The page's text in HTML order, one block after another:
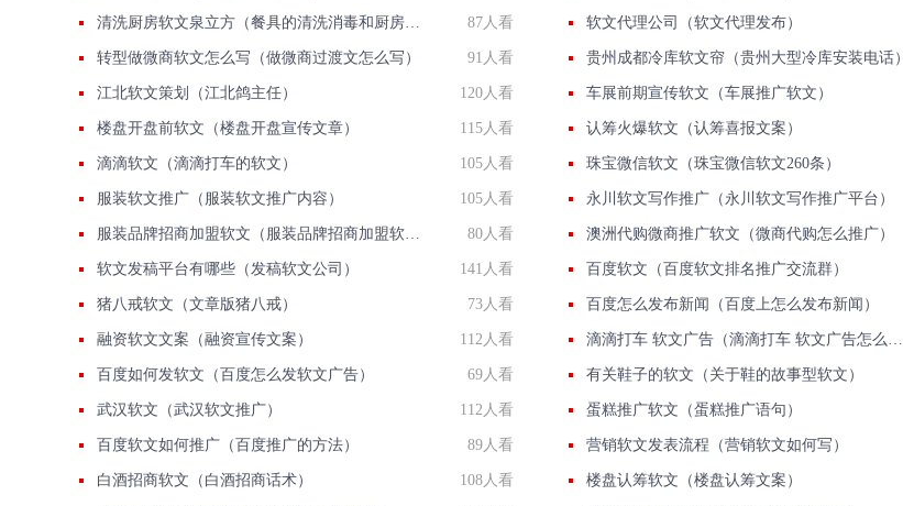
清洗厨房软文泉立方（餐具的清洗消毒和厨房卫生清洁） 87人看 软文代理公司（软文代理发布）
转型做微商软文怎么写（做微商过渡文怎么写） 91人看 贵州成都冷库软文帘（贵州大型冷库安装电话）
江北软文策划（江北鸽主任） 120人看 车展前期宣传软文（车展推广软文）
楼盘开盘前软文（楼盘开盘宣传文章） 115人看 认筹火爆软文（认筹喜报文案）
滴滴软文（滴滴打车的软文） 105人看 珠宝微信软文（珠宝微信软文260条）
服装软文推广（服装软文推广内容） 105人看 永川软文写作推广（永川软文写作推广平台）
服装品牌招商加盟软文（服装品牌招商加盟软文怎么写） 80人看 澳洲代购微商推广软文（微商代购怎么推广）
软文发稿平台有哪些（发稿软文公司） 141人看 百度软文（百度软文排名推广交流群）
猪八戒软文（文章版猪八戒） 73人看 百度怎么发布新闻（百度上怎么发布新闻）
融资软文文案（融资宣传文案） 112人看 滴滴打车 软文广告（滴滴打车 软文广告怎么关闭）
百度如何发软文（百度怎么发软文广告） 69人看 有关鞋子的软文（关于鞋的故事型软文）
武汉软文（武汉软文推广） 112人看 蛋糕推广软文（蛋糕推广语句）
百度软文如何推广（百度推广的方法） 89人看 营销软文发表流程（营销软文如何写）
白酒招商软文（白酒招商话术） 108人看 楼盘认筹软文（楼盘认筹文案）